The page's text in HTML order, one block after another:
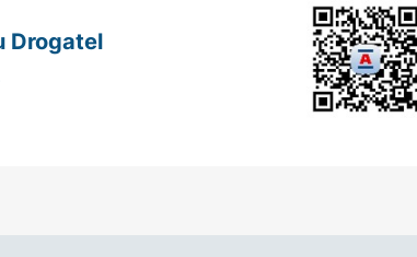
fortalece a fibra capilar.
praticidade em casa.
Drogatel